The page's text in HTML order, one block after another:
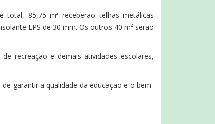
total, 85,75 m² receberão telhas metálicas
EPS de 30 mm. Os outros 40 m² serão
recreação e demais atividades escolares,
garantir a qualidade da educação e o bem-